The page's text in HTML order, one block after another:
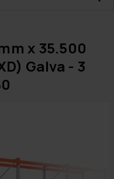
x 35.500
Galva - 3